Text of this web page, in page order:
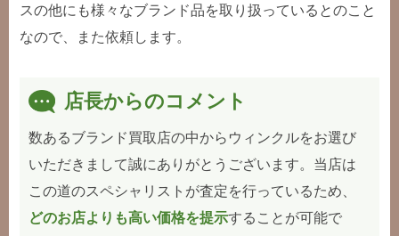
スの他にも様々なブランド品を取り扱っているとのこと
なので、また依頼します。
店長からのコメント
数あるブランド買取店の中からウィンクルをお選び
いただきまして誠にありがとうございます。当店は
この道のスペシャリストが査定を行っているため、
どのお店よりも高い価格を提示することが可能で